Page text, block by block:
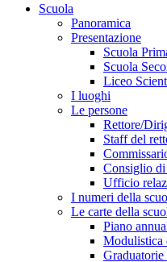
Scuola
Panoramica
Presentazione
Scuola
Scuola
Liceo
I luoghi
Le persone
Rettore/
Staff del
Consiglio di
Ufficio
I numeri della
Le carte della
Piano
Modulistica
Graduatorie